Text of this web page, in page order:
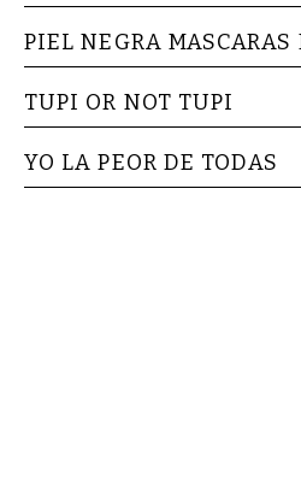
PIEL NEGRA MASCARAS
TUPI OR NOT TUPI
YO LA PEOR DE TODAS